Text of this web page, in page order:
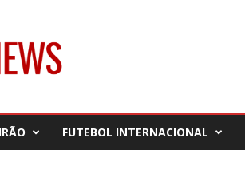
FUTEBOL INTERNACIONAL